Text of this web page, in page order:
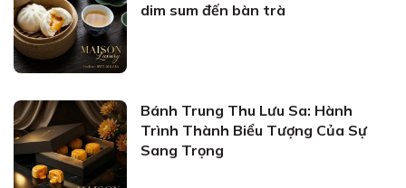
dim sum đến bàn trà
Bánh Trung Thu Lưu Sa: Hành
Trình Thành Biểu Tượng Của Sự
Sang Trọng